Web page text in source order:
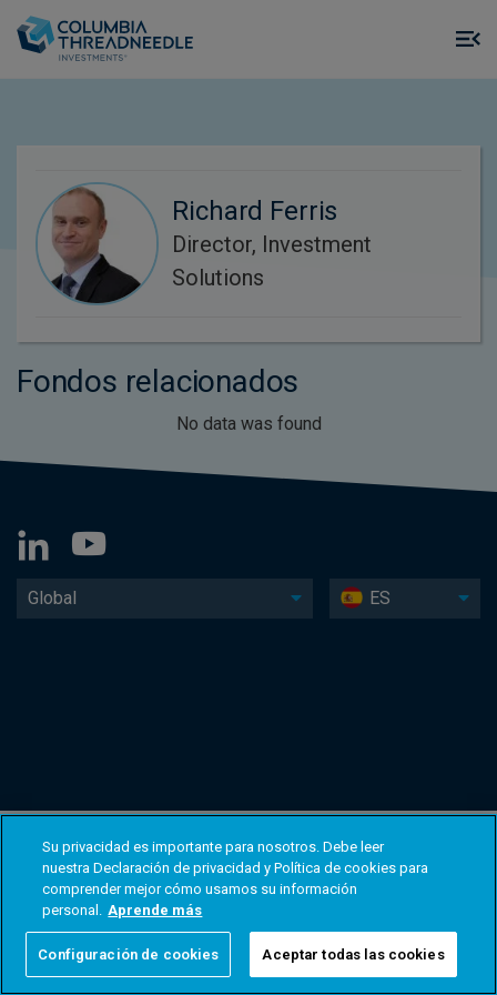
Richard Ferris
Director, Investment
Solutions
Fondos relacionados
No data was found
Global ES
Su privacidad es importante para nosotros. Debe leer
nuestra Declaración de privacidad y Política de cookies para
comprender mejor cómo usamos su información
personal. Aprende más
Configuración de cookies Aceptar todas las cookies